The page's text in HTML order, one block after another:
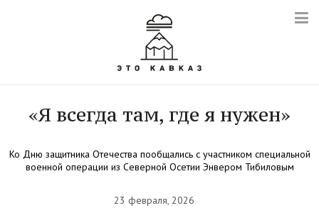
«Я всегда там, где я нужен»
Ко Дню защитника Отечества пообщались с участником специальной
военной операции из Северной Осетии Энвером Тибиловым
23 февраля, 2026